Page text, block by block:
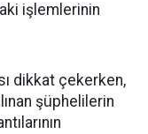
işlemlerinin
dikkat çekerken,
şüphelilerin